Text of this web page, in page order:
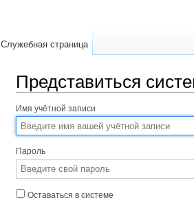
Представиться
Имя учётной записи
Пароль
Оставаться в системе
Служебная страница